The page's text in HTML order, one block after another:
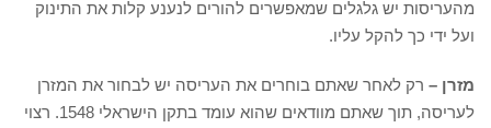
מהעריסות יש גלגלים שמאפשרים להורים לנענע קלות את התינוק
ועל ידי כך להקל עליו.
מזרן – רק לאחר שאתם בוחרים את העריסה יש לבחור את המזרן
לעריסה, תוך שאתם מוודאים שהוא עומד בתקן הישראלי 1548. רצוי